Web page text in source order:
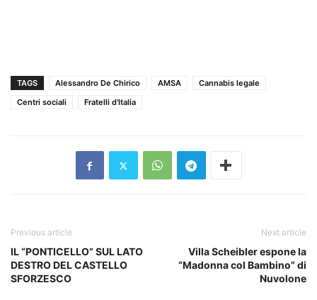
TAGS Alessandro De Chirico AMSA
Cannabis legale
Centri sociali
Fratelli d'Italia
Previous article
IL “PONTICELLO” SUL LATO
DESTRO DEL CASTELLO
SFORZESCO
Next article
Villa Scheibler espone la
“Madonna col Bambino” di
Nuvolone